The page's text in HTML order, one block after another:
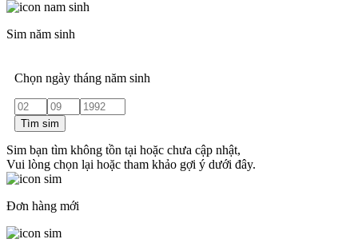
Sim năm sinh
Chọn ngày tháng năm sinh
Tìm sim
Sim bạn tìm không tồn tại hoặc chưa cập nhật,
Vui lòng chọn lại hoặc tham khảo gợi ý dưới đây.
Đơn hàng mới